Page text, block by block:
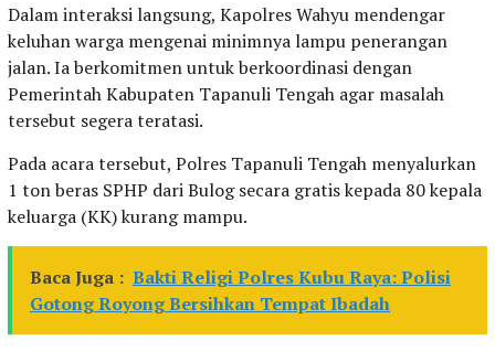
Dalam interaksi langsung, Kapolres Wahyu mendengar
keluhan warga mengenai minimnya lampu penerangan
jalan. Ia berkomitmen untuk berkoordinasi dengan
Pemerintah Kabupaten Tapanuli Tengah agar masalah
tersebut segera teratasi.
Pada acara tersebut, Polres Tapanuli Tengah menyalurkan
1 ton beras SPHP dari Bulog secara gratis kepada 80 kepala
keluarga (KK) kurang mampu.
Baca Juga : Bakti Religi Polres Kubu Raya: Polisi
Gotong Royong Bersihkan Tempat Ibadah